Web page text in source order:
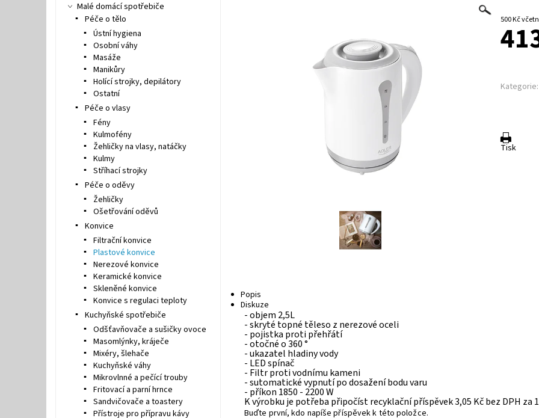
500 Kč
Kategorie:
Tisk
Popis
Diskuze
- objem 2,5L
- skryté topné těleso z nerezové oceli
- pojistka proti přehřátí
- otočné o 360 °
- ukazatel hladiny vody
- LED spínač
- Filtr proti vodnímu kameni
- sutomatické vypnutí po dosažení bodu varu
- příkon 1850 - 2200 W
K výrobku je potřeba připočíst recyklační příspěvek 3,05 Kč bez DPH za
Buďte první, kdo napíše příspěvek k této položce.
Malé domácí spotřebiče
Péče o tělo
Ústní hygiena
Osobní váhy
Masáže
Manikůry
Holící strojky, depilátory
Ostatní
Péče o vlasy
Fény
Kulmofény
Žehličky na vlasy, natáčky
Kulmy
Stříhací strojky
Péče o oděvy
Žehličky
Ošetřování oděvů
Konvice
Filtrační konvice
Plastové konvice
Nerezové konvice
Keramické konvice
Skleněné konvice
Konvice s regulaci teploty
Kuchyňské spotřebiče
Odšťavňovače a sušičky ovoce
Masomlýnky, kráječe
Mixéry, šlehače
Kuchyňské váhy
Mikrovlnné a pečící trouby
Fritovací a parní hrnce
Sandvičovače a toastery
Přístroje pro přípravu kávy